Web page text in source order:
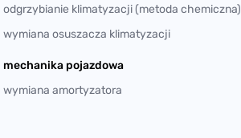
odgrzybianie klimatyzacji (metoda chemiczna)
wymiana osuszacza klimatyzacji
mechanika pojazdowa
wymiana amortyzatora